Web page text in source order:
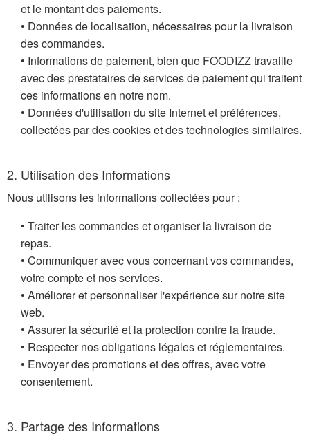
et le montant des paiements.
• Données de localisation, nécessaires pour la livraison
des commandes.
• Informations de paiement, bien que FOODIZZ travaille
avec des prestataires de services de paiement qui traitent
ces informations en notre nom.
• Données d'utilisation du site Internet et préférences,
collectées par des cookies et des technologies similaires.
2. Utilisation des Informations
Nous utilisons les informations collectées pour :
• Traiter les commandes et organiser la livraison de
repas.
• Communiquer avec vous concernant vos commandes,
votre compte et nos services.
• Améliorer et personnaliser l'expérience sur notre site
web.
• Assurer la sécurité et la protection contre la fraude.
• Respecter nos obligations légales et réglementaires.
• Envoyer des promotions et des offres, avec votre
consentement.
3. Partage des Informations